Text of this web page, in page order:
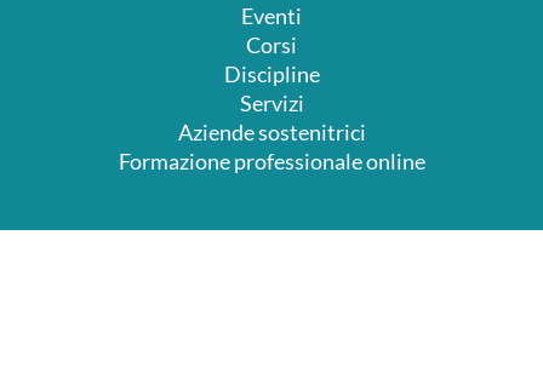
Eventi
Corsi
Discipline
Servizi
Aziende sostenitrici
Formazione professionale online